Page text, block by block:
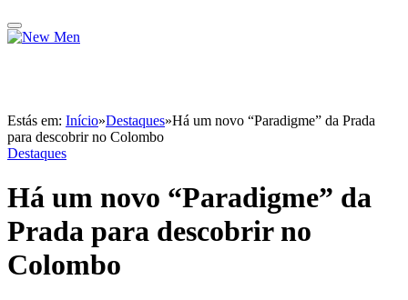
Estás em: Início»Destaques»Há um novo “Paradigme” da Prada
para descobrir no Colombo
Destaques
Há um novo “Paradigme” da
Prada para descobrir no
Colombo